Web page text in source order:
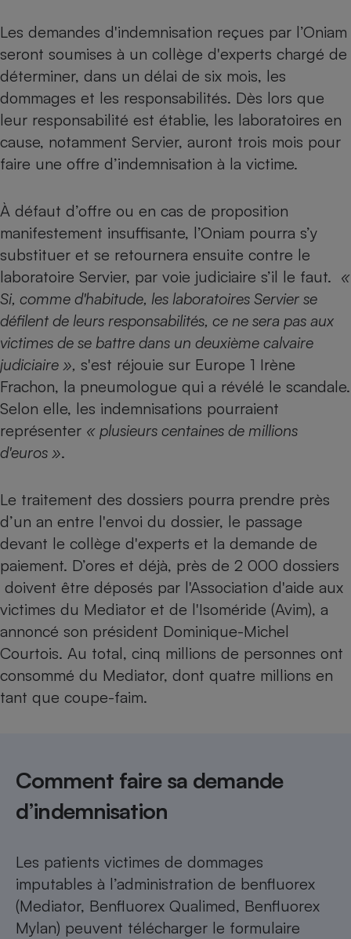
Les demandes d'indemnisation reçues par l’Oniam
seront soumises à un collège d'experts chargé de
déterminer, dans un délai de six mois, les
dommages et les responsabilités. Dès lors que
leur responsabilité est établie, les laboratoires en
cause, notamment Servier, auront trois mois pour
faire une offre d’indemnisation à la victime.
À défaut d’offre ou en cas de proposition
manifestement insuffisante, l’Oniam pourra s’y
substituer et se retournera ensuite contre le
laboratoire Servier, par voie judiciaire s’il le faut. «
Si, comme d'habitude, les laboratoires Servier se
défilent de leurs responsabilités, ce ne sera pas aux
victimes de se battre dans un deuxième calvaire
judiciaire », s'est réjouie sur Europe 1 Irène
Frachon, la pneumologue qui a révélé le scandale.
Selon elle, les indemnisations pourraient
représenter « plusieurs centaines de millions
d'euros ».
Le traitement des dossiers pourra prendre près
d’un an entre l'envoi du dossier, le passage
devant le collège d'experts et la demande de
paiement. D’ores et déjà, près de 2 000 dossiers
doivent être déposés par l'Association d'aide aux
victimes du Mediator et de l'Isoméride (Avim), a
annoncé son président Dominique-Michel
Courtois. Au total, cinq millions de personnes ont
consommé du Mediator, dont quatre millions en
tant que coupe-faim.
Comment faire sa demande
d’indemnisation
Les patients victimes de dommages
imputables à l’administration de benfluorex
(Mediator, Benfluorex Qualimed, Benfluorex
Mylan) peuvent télécharger le formulaire
Climatiseur -
Ventilateur
Cafetière à expressos
Antivirus